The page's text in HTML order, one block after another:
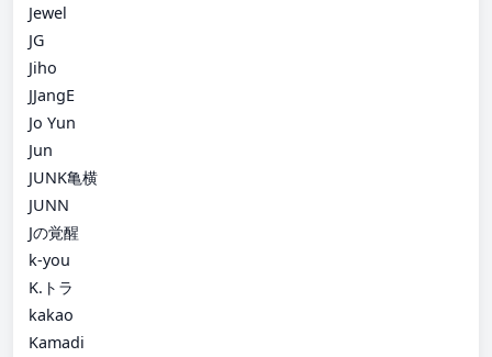
Jewel
JG
Jiho
JJangE
Jo Yun
Jun
JUNK亀横
JUNN
Jの覚醒
k-you
K.トラ
kakao
Kamadi